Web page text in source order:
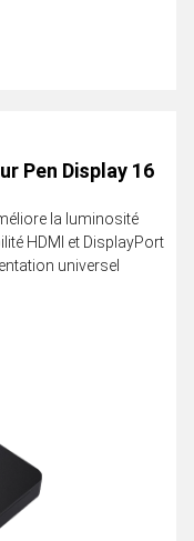
Pen Display 16
la luminosité
HDMI et DisplayPort
universel